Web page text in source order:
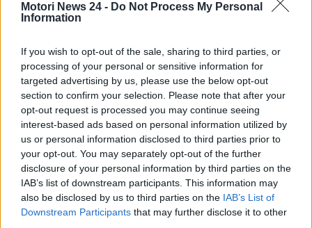
Motori News 24 - Do Not Process My Personal
Information
If you wish to opt-out of the sale, sharing to third parties, or
processing of your personal or sensitive information for
targeted advertising by us, please use the below opt-out
section to confirm your selection. Please note that after your
opt-out request is processed you may continue seeing
interest-based ads based on personal information utilized by
us or personal information disclosed to third parties prior to
your opt-out. You may separately opt-out of the further
disclosure of your personal information by third parties on the
IAB’s list of downstream participants. This information may
also be disclosed by us to third parties on the IAB’s List of
Downstream Participants that may further disclose it to other
Provinciale 43 Mezzinae dellaStrada Statale 16